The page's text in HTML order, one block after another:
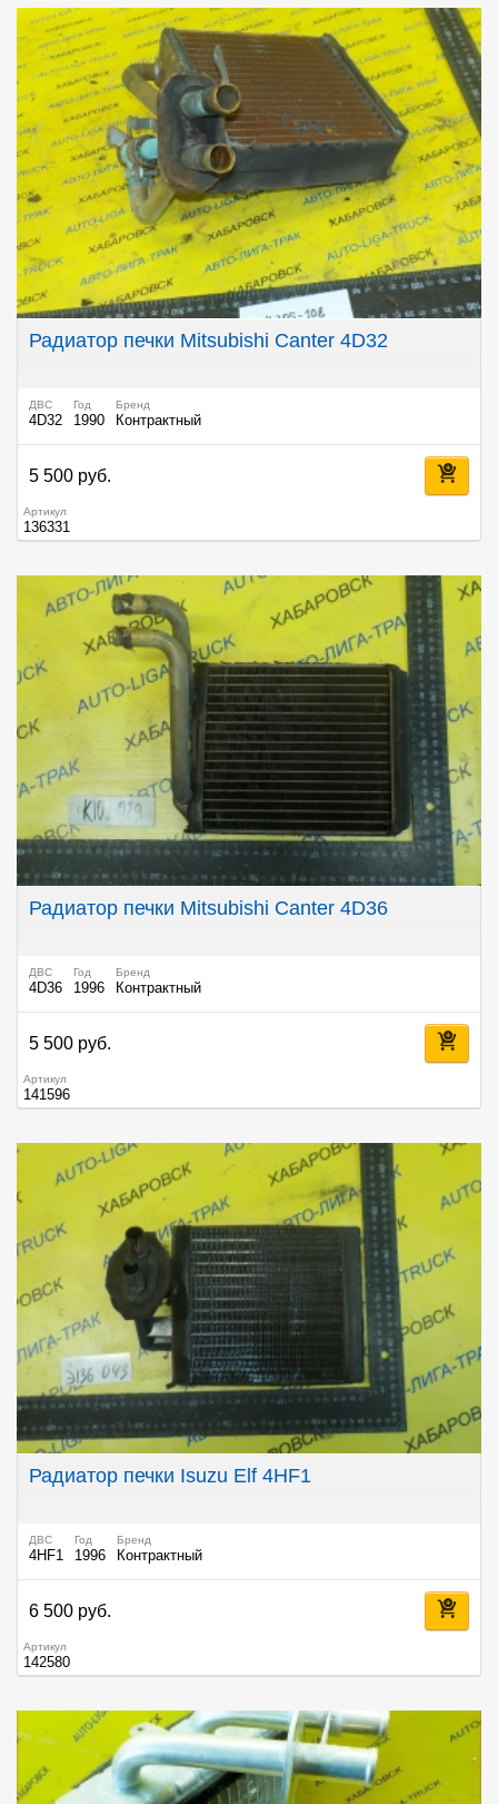
Радиатор печки Mitsubishi Canter 4D32
ДВС
4D32
Год
1990
Бренд
Контрактный
5 500 руб.
Артикул
136331
Радиатор печки Mitsubishi Canter 4D36
ДВС
4D36
Год
1996
Бренд
Контрактный
5 500 руб.
Артикул
141596
Радиатор печки Isuzu Elf 4HF1
ДВС
4HF1
Год
1996
Бренд
Контрактный
6 500 руб.
Артикул
142580